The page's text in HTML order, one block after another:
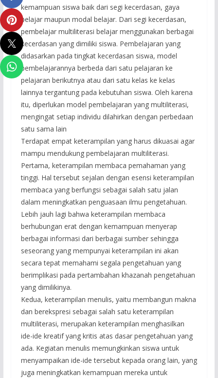
kemampuan siswa baik dari segi kecerdasan, gaya
belajar maupun modal belajar. Dari segi kecerdasan,
pembelajar multiliterasi belajar menggunakan berbagai
kecerdasan yang dimiliki siswa. Pembelajaran yang
didasarkan pada tingkat kecerdasan siswa, model
pembelajarannya berbeda dari satu pelajaran ke
pelajaran berikutnya atau dari satu kelas ke kelas
lainnya tergantung pada kebutuhan siswa. Oleh karena
itu, diperlukan model pembelajaran yang multiliterasi,
mengingat setiap individu dilahirkan dengan perbedaan
satu sama lain
Terdapat empat keterampilan yang harus dikuasai agar
mampu mendukung pembelajaran multiliterasi.
Pertama, keterampilan membaca pemahaman yang
tinggi. Hal tersebut sejalan dengan esensi keterampilan
membaca yang berfungsi sebagai salah satu jalan
dalam meningkatkan penguasaan ilmu pengetahuan.
Lebih jauh lagi bahwa keterampilan membaca
berhubungan erat dengan kemampuan menyerap
berbagai informasi dari berbagai sumber sehingga
seseorang yang mempunyai keterampilan ini akan
secara tepat memahami segala pengetahuan yang
berimplikasi pada pertambahan khazanah pengetahuan
yang dimilikinya.
Kedua, keterampilan menulis, yaitu membangun makna
dan berekspresi sebagai salah satu keterampilan
multiliterasi, merupakan keterampilan menghasilkan
ide-ide kreatif yang kritis atas dasar pengetahuan yang
ada. Kegiatan menulis memungkinkan siswa untuk
menyampaikan ide-ide tersebut kepada orang lain, yang
juga meningkatkan kemampuan mereka untuk